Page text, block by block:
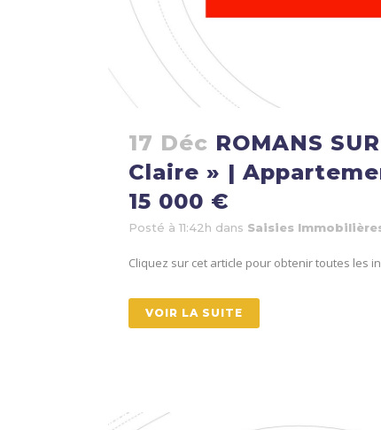
17 Déc ROMANS
Claire » |
15 000 €
Posté à 11:42h dans Saisies
Cliquez sur cet article pour obtenir toutes les
VOIR LA SUITE